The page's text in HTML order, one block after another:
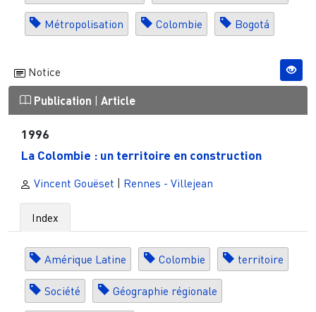
Métropolisation Colombie Bogotá
Notice
Publication | Article
1996
La Colombie : un territoire en construction
Vincent Gouëset | Rennes - Villejean
Index
Amérique Latine Colombie territoire
Société Géographie régionale